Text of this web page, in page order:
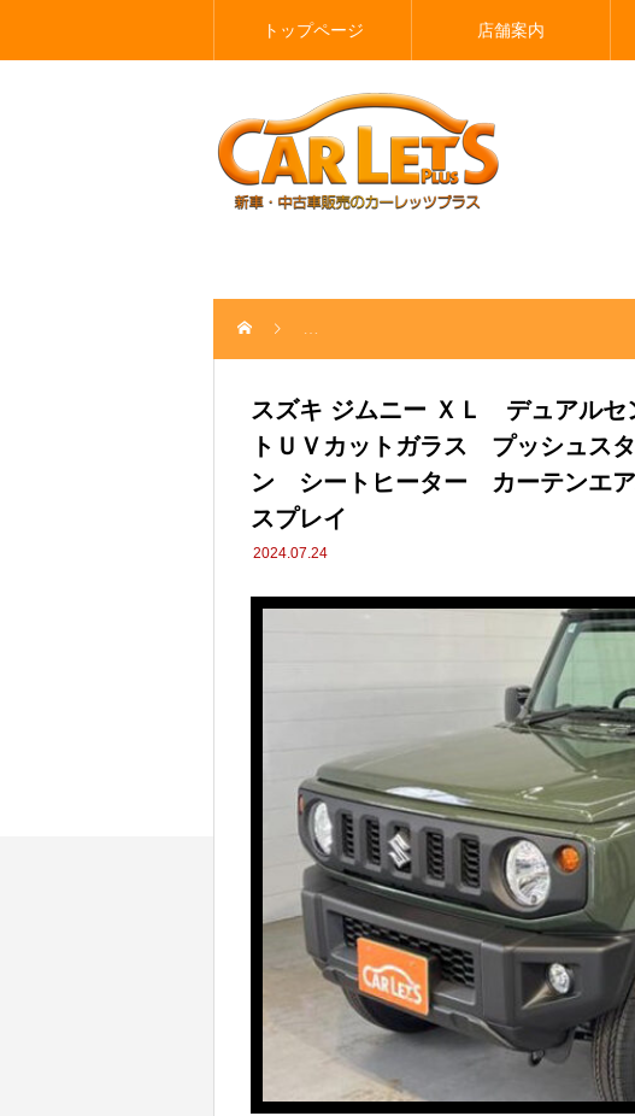
トップページ 店舗案内
スズキ ジムニー ＸＬ デュアルセンサーブレ
スズキ ジムニー ＸＬ デュアル
トＵＶカットガラス プッシュ
ン シートヒーター カーテンエ
スプレイ
2024.07.24